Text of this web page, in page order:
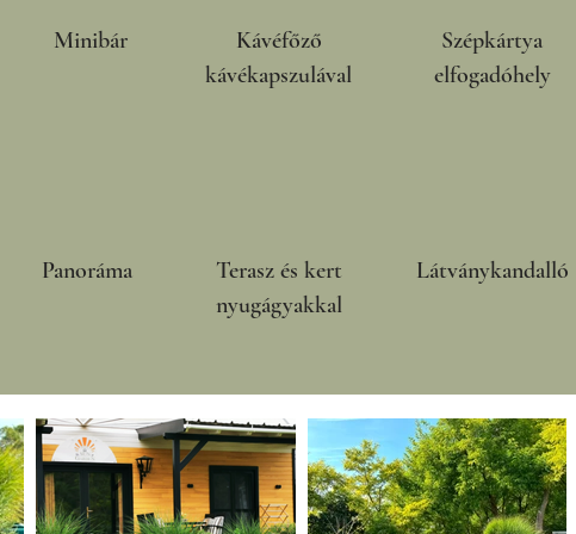
Minibár
Kávéfőző
kávékapszulával
Panoráma
Terasz és kert
nyugágyakkal
Szépkártya
elfogadóhely
Látványkandalló